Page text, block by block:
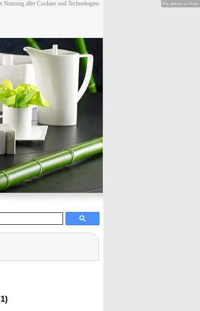
Nutzung aller Cookies und Technologien
Hy-phen-a-tion